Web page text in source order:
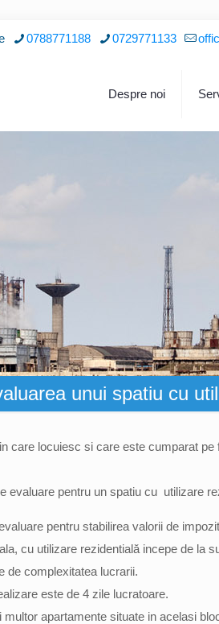
0788771188 0729771133
Despre noi
unui spatiu cu
care locuiesc si care este cumparat
evaluare pentru un spatiu cu utilizare
pentru stabilirea valorii de
cu utilizare rezidentială incepe de la
de complexitatea lucrarii.
este de 4 zile lucratoare.
multor apartamente situate in acelasi